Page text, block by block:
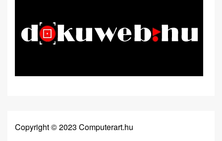
Copyright © 2023 Computerart.hu